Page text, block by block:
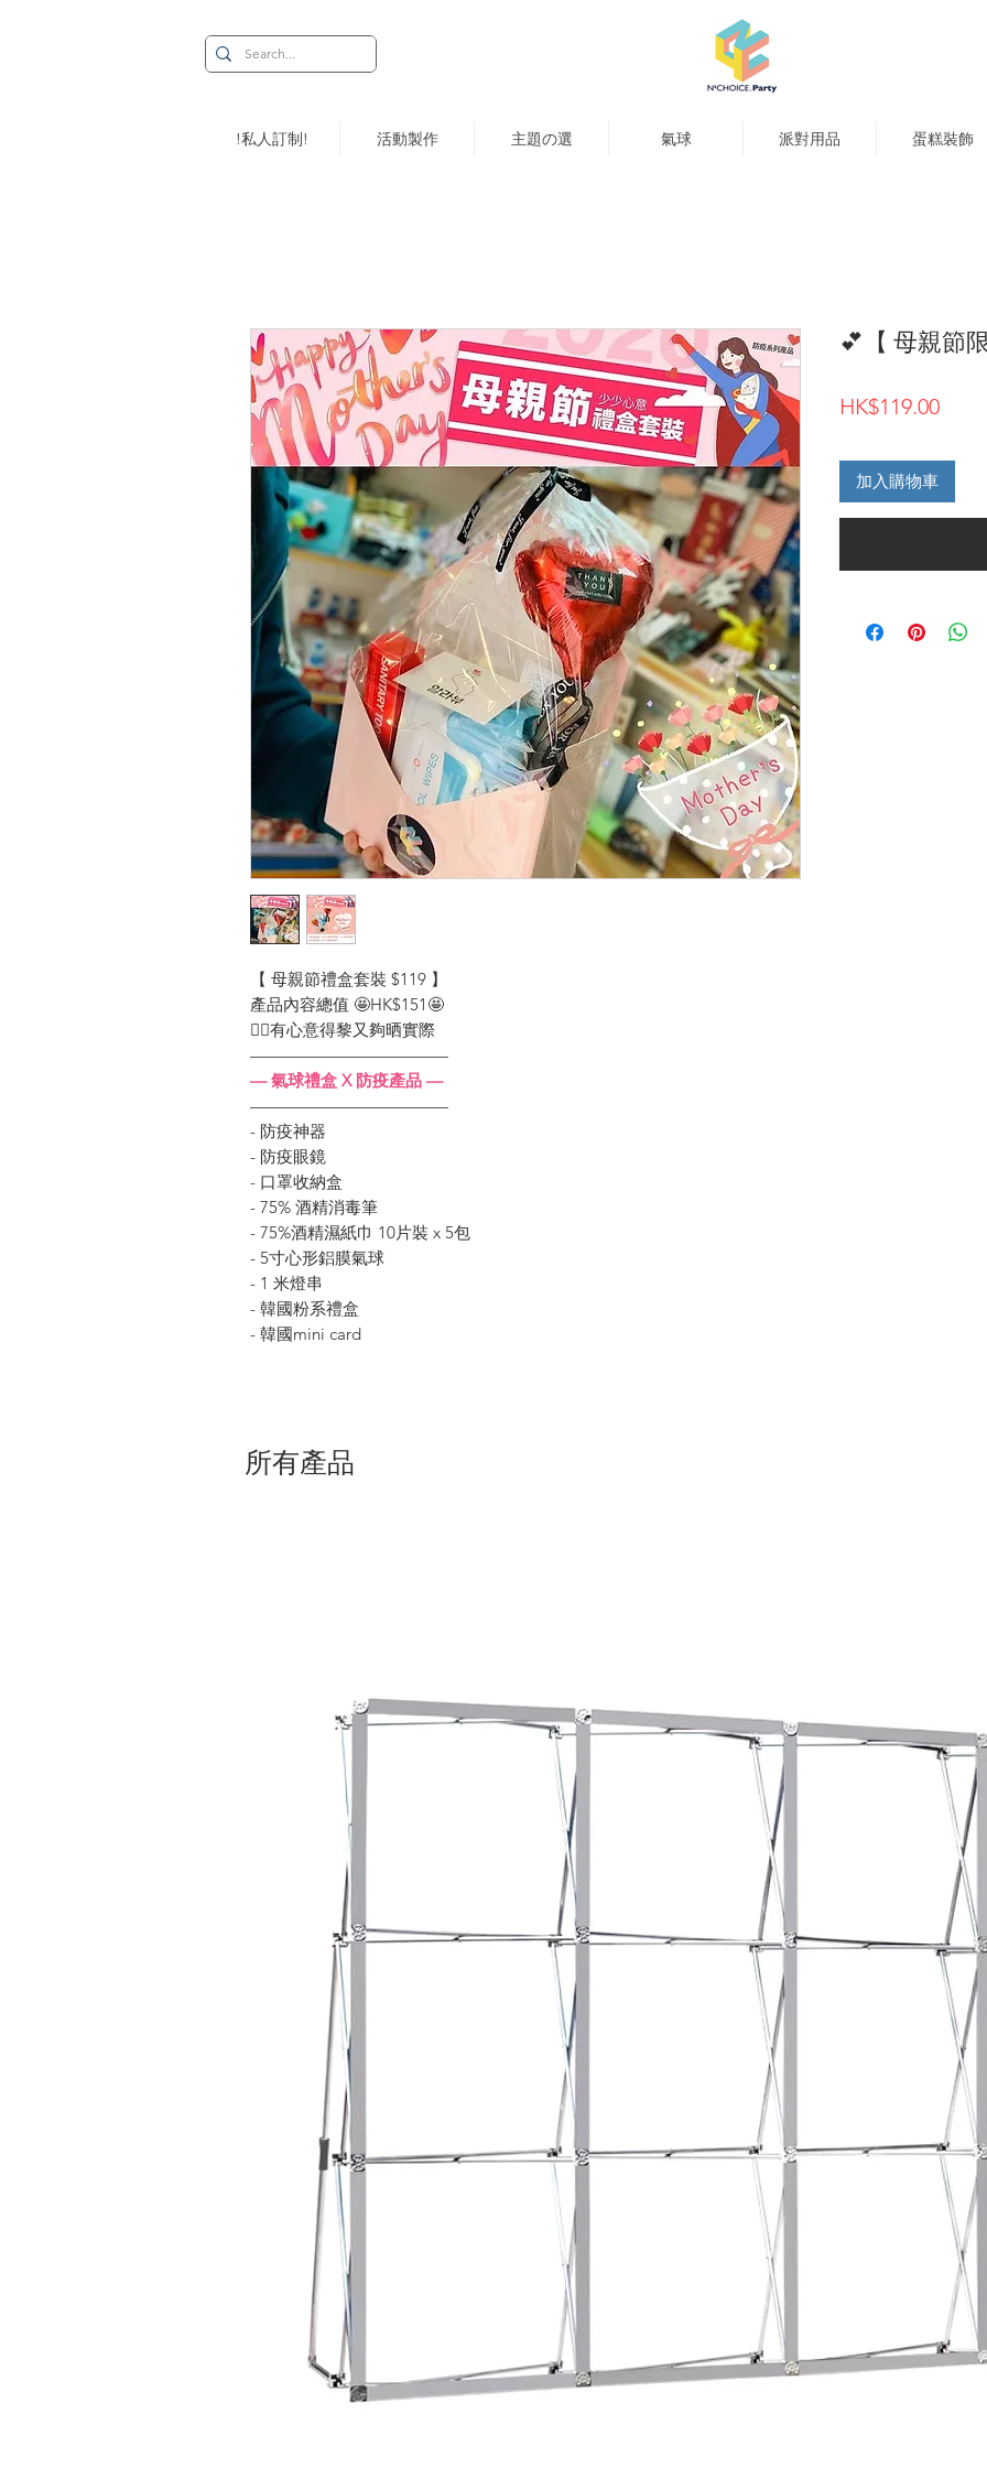
!私人訂制! 活動製作 主題の選 氣球 派對用品 蛋糕裝飾
【 母親節禮盒套裝 $119 】
產品內容總值 🤩HK$151🤩
👍🏻有心意得黎又夠晒實際
————————————
— 氣球禮盒 X 防疫產品 —
————————————
- 防疫神器
- 防疫眼鏡
- 口罩收納盒
- 75% 酒精消毒筆
- 75%酒精濕紙巾 10片裝 x 5包
- 5寸心形鋁膜氣球
- 1 米燈串
- 韓國粉系禮盒
- 韓國mini card
💕【 母親節
HK$119.00價
加入購物車
所有產品